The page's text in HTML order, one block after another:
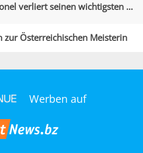
Jorge Messi ist tot: Lionel verliert seinen wichtigsten Begleiter
zur Österreichischen Meisterin
Werben auf